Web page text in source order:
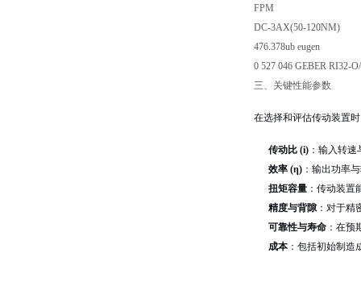
FPM
DC-3AX(50-120NM)
476.378ub eugen
0 527 046 GEBER RI32-
三、关键性能参数
在选择和评估传动装置
传动比 (i) ：输入转
效率 (η) ：输出功率
扭矩容量 ：传动装置
精度与背隙：对于精
可靠性与寿命 ：在预
成本 ：包括初始制造